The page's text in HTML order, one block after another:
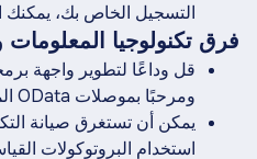
التسجيل الخاص بك، يمكنك
فرق تكنولوجيا المعلومات
قل وداعًا لتطوير واجهة
ومرحبًا بموصلات OData المعتمدة مسبقًا
يمكن أن تستغرق صيانة
استخدام البروتوكولات